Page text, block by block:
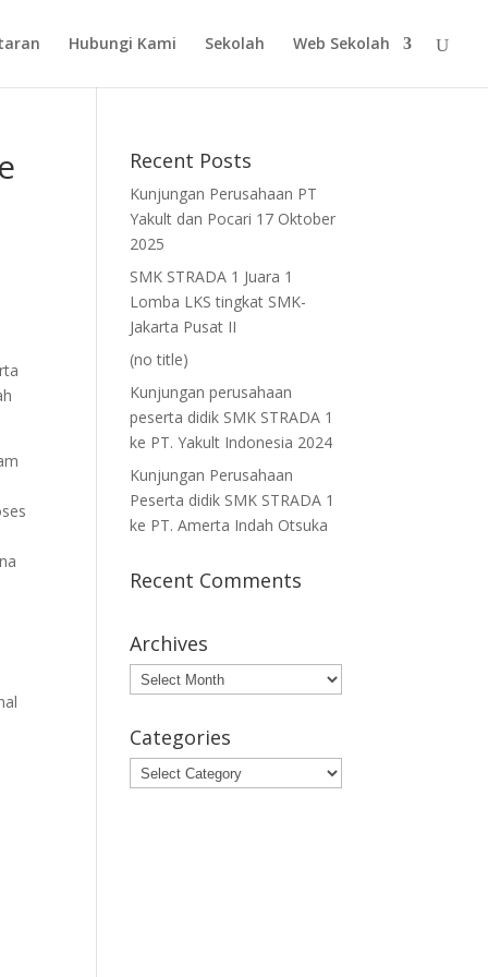
Hubungi Kami Sekolah Web Sekolah
Recent Posts
Kunjungan Perusahaan PT
Yakult dan Pocari 17 Oktober
2025
SMK STRADA 1 Juara 1
Lomba LKS tingkat SMK-
Jakarta Pusat II
(no title)
Kunjungan perusahaan
peserta didik SMK STRADA 1
ke PT. Yakult Indonesia 2024
Kunjungan Perusahaan
Peserta didik SMK STRADA 1
ke PT. Amerta Indah Otsuka
Recent Comments
Archives
Archives
Categories
Categories